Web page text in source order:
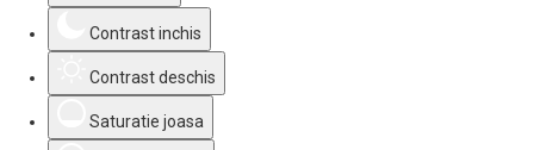
Contrast inchis
Contrast deschis
Saturatie joasa